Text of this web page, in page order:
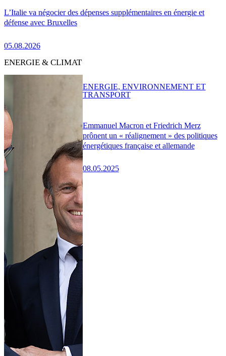
L’Italie va négocier des dépenses supplémentaires en énergie et
défense avec Bruxelles
05.08.2026
ENERGIE & CLIMAT
Emmanuel Macron et Friedrich Merz
prônent un « réalignement » des politiques
énergétiques française et allemande
08.05.2025
ENERGIE, ENVIRONNEMENT ET
TRANSPORT